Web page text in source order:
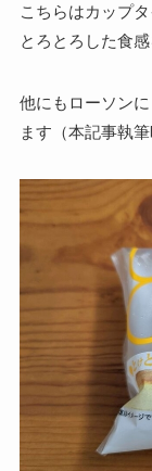
こちらはカップ
とろとろした食
他にもローソン
ます（本記事執